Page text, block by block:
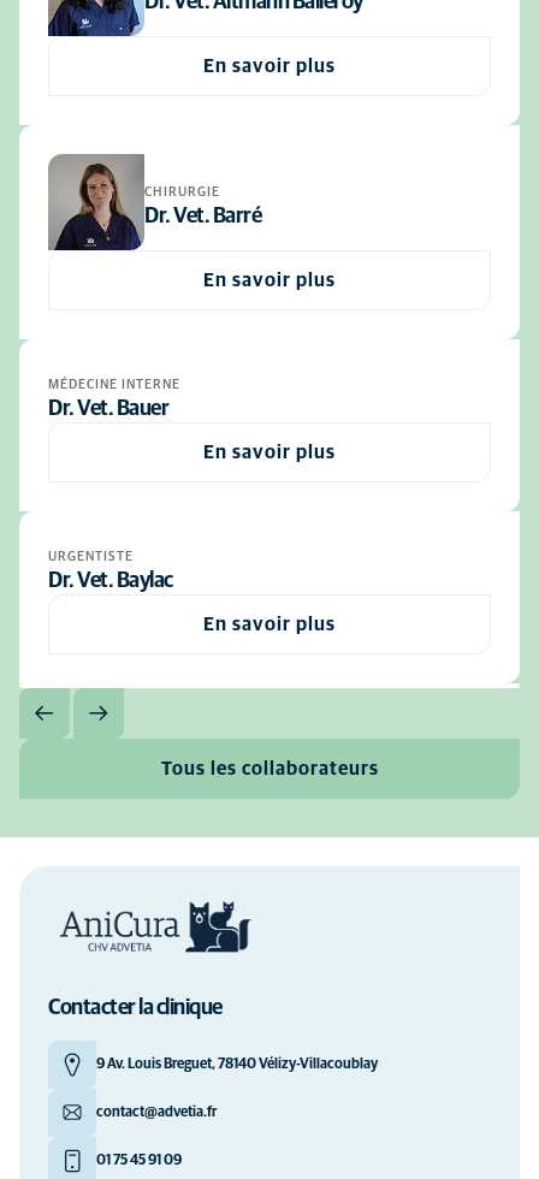
En savoir plus
CHIRURGIE
Dr. Vet. Barré
En savoir plus
MÉDECINE INTERNE
Dr. Vet. Bauer
En savoir plus
URGENTISTE
Dr. Vet. Baylac
En savoir plus
Tous les collaborateurs
Contacter la clinique
9 Av. Louis Breguet, 78140 Vélizy-Villacoublay
contact@advetia.fr
01 75 45 91 09